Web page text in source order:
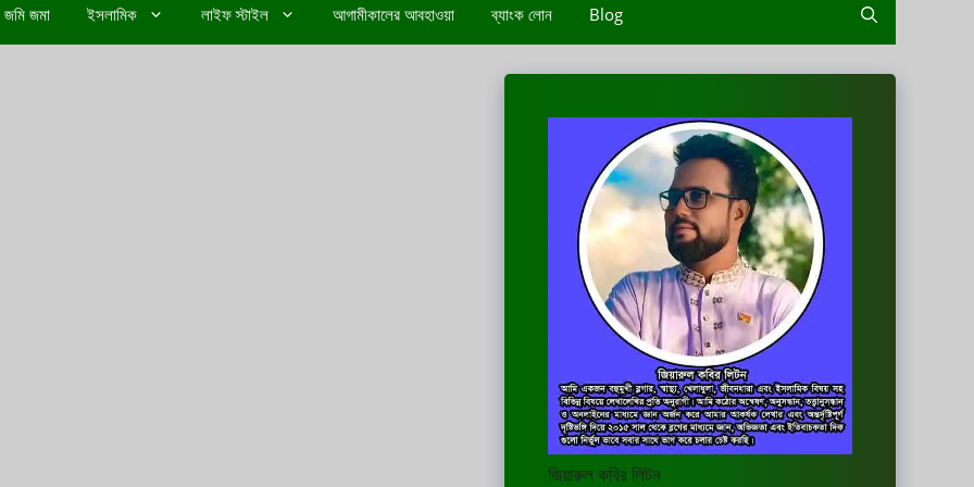
জমি জমা ইসলামিক লাইফ স্টাইল আগামীকালের আবহাওয়া ব্যাংক লোন Blog
জিয়ারুল কবির লিটন